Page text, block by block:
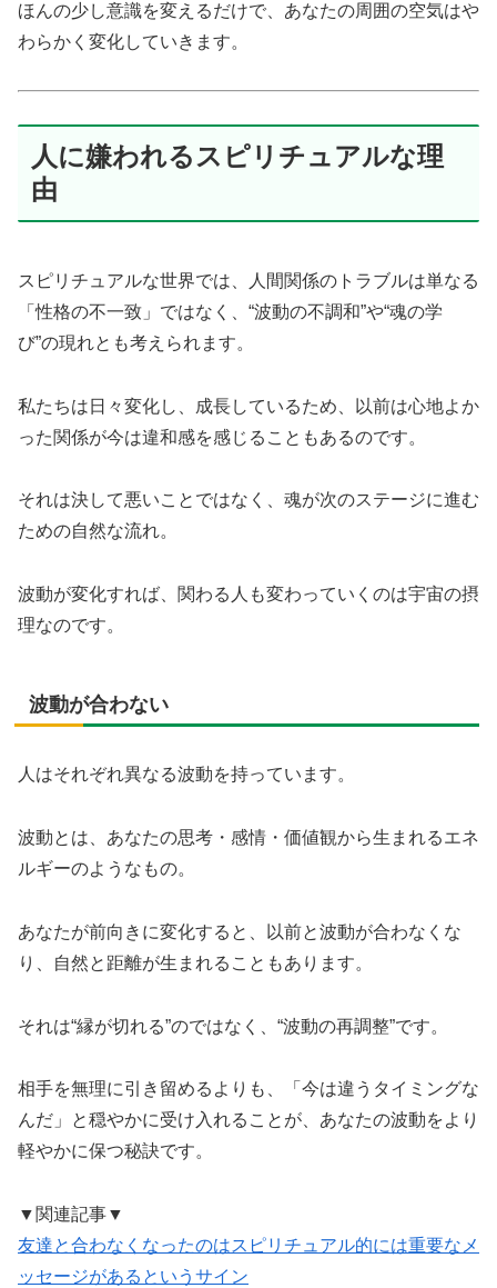
ほんの少し意識を変えるだけで、あなたの周囲の空気はや
わらかく変化していきます。
人に嫌われるスピリチュアルな理
由
スピリチュアルな世界では、人間関係のトラブルは単なる
「性格の不一致」ではなく、“波動の不調和”や“魂の学
び”の現れとも考えられます。
私たちは日々変化し、成長しているため、以前は心地よか
った関係が今は違和感を感じることもあるのです。
それは決して悪いことではなく、魂が次のステージに進む
ための自然な流れ。
波動が変化すれば、関わる人も変わっていくのは宇宙の摂
理なのです。
波動が合わない
人はそれぞれ異なる波動を持っています。
波動とは、あなたの思考・感情・価値観から生まれるエネ
ルギーのようなもの。
あなたが前向きに変化すると、以前と波動が合わなくな
り、自然と距離が生まれることもあります。
それは“縁が切れる”のではなく、“波動の再調整”です。
相手を無理に引き留めるよりも、「今は違うタイミングな
んだ」と穏やかに受け入れることが、あなたの波動をより
軽やかに保つ秘訣です。
▼関連記事▼
友達と合わなくなったのはスピリチュアル的には重要なメ
ッセージがあるというサイン